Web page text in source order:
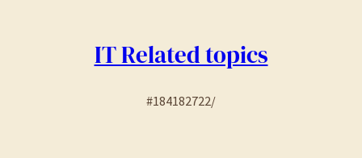
IT Related topics
#184182722/